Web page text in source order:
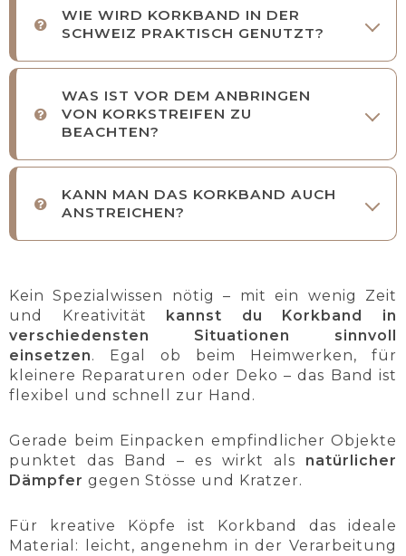
WIE WIRD KORKBAND IN DER
SCHWEIZ PRAKTISCH GENUTZT?
WAS IST VOR DEM ANBRINGEN
VON KORKSTREIFEN ZU
BEACHTEN?
KANN MAN DAS KORKBAND AUCH
ANSTREICHEN?
Kein Spezialwissen nötig – mit ein wenig Zeit
und Kreativität
kannst du Korkband in
verschiedensten Situationen sinnvoll
einsetzen. Egal ob beim Heimwerken, für
kleinere Reparaturen oder Deko – das Band ist
flexibel und schnell zur Hand.
Gerade beim Einpacken empfindlicher Objekte
punktet das Band – es wirkt als natürlicher
Dämpfer gegen Stösse und Kratzer.
Für kreative Köpfe ist Korkband das ideale
Material: leicht, angenehm in der Verarbeitung